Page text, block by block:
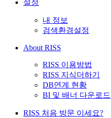
설정
내 정보
검색환경설정
About RISS
RISS 이용방법
RISS 지식더하기
DB연계 현황
BI 및 배너 다운로드
RISS 처음 방문 이세요?